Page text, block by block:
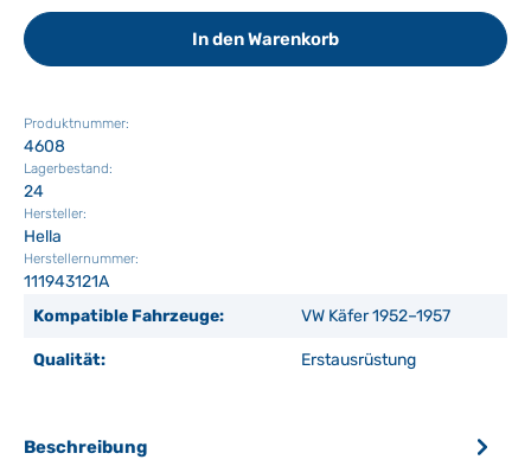
In den Warenkorb
Produktnummer:
4608
Lagerbestand:
24
Hersteller:
Hella
Herstellernummer:
111943121A
Kompatible Fahrzeuge:
VW Käfer 1952–1957
Qualität: Erstausrüstung
Beschreibung